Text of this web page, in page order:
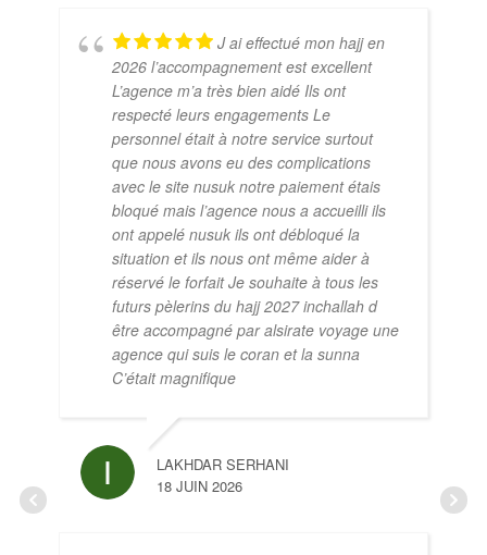
J ai effectué mon hajj en
2026 l’accompagnement est excellent
L’agence m’a très bien aidé Ils ont
respecté leurs engagements Le
personnel était à notre service surtout
que nous avons eu des complications
avec le site nusuk notre paiement étais
bloqué mais l’agence nous a accueilli ils
ont appelé nusuk ils ont débloqué la
situation et ils nous ont même aider à
réservé le forfait Je souhaite à tous les
futurs pèlerins du hajj 2027 inchallah d
être accompagné par alsirate voyage une
agence qui suis le coran et la sunna
C’était magnifique
LAKHDAR SERHANI
18 JUIN 2026